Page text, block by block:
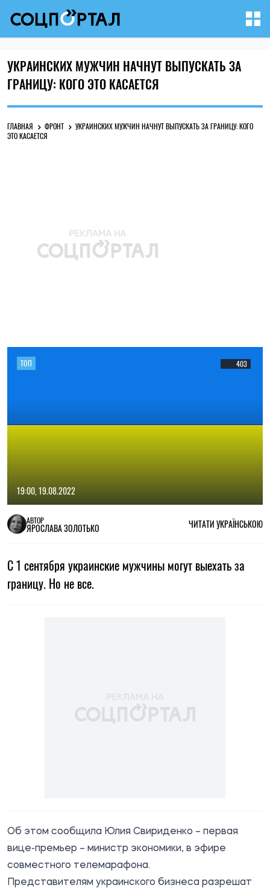
УКРАИНСКИХ МУЖЧИН НАЧНУТ ВЫПУСКАТЬ ЗА
ГРАНИЦУ: КОГО ЭТО КАСАЕТСЯ
ГЛАВНАЯ ФРОНТ
УКРАИНСКИХ МУЖЧИН НАЧНУТ ВЫПУСКАТЬ ЗА ГРАНИЦУ: КОГО
ЭТО КАСАЕТСЯ
403
ТОП
19:00, 19.08.2022
АВТОР
ЯРОСЛАВА ЗОЛОТЬКО ЧИТАТИ УКРАЇНСЬКОЮ
С 1 сентября украинские мужчины могут выехать за
границу. Но не все.
Об этом сообщила Юлия Свириденко – первая
вице-премьер – министр экономики, в эфире
совместного телемарафона.
Представителям украинского бизнеса разрешат